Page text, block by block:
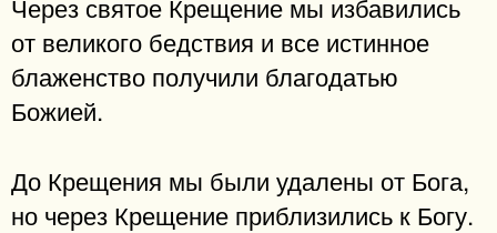
Через святое Крещение мы избавились
от великого бедствия и все истинное
блаженство получили благодатью
Божией.
До Крещения мы были удалены от Бога,
но через Крещение приблизились к Богу.